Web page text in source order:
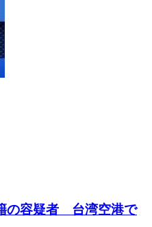
の容疑者 台湾空港で